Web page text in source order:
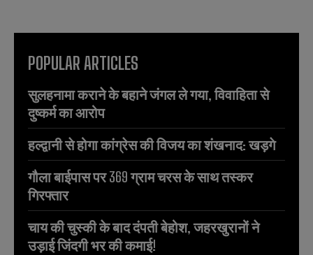
POPULAR ARTICLES
सुलहनामा कराने के बहाने जंगल ले गया, विवाहिता से
दुष्कर्म का आरोप
हल्द्वानी से होगा कांग्रेस की विजय का शंखनाद: खड़गे
गौला बाईपास पर 369 ग्राम चरस के साथ तस्कर
गिरफ्तार
चाय की चुस्की के बाद दंपती बेहोश, जहरखुरानों ने
उड़ाई जिंदगी भर की कमाई!